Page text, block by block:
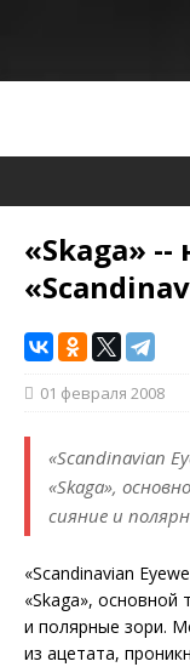
«Skaga»
01 февраля 2008
«Scandinavian
«Skaga»,
сияние и
«Scandinavian
«Skaga», основной
и полярные зори.
из ацетата,